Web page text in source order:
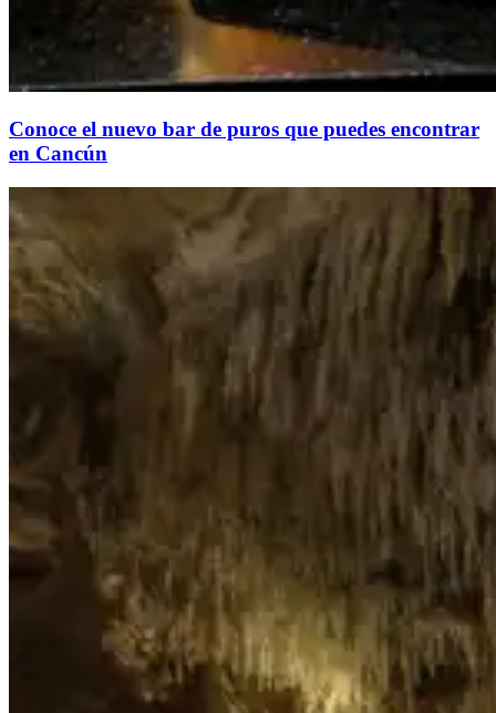
Conoce el nuevo bar de puros que puedes encontrar
en Cancún